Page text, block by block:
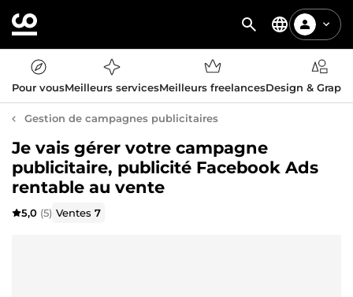
Pour vousMeilleurs servicesMeilleurs freelancesDesign &
Gestion de campagnes publicitaires
Je vais gérer votre campagne
publicitaire, publicité Facebook Ads
rentable au vente
5,0 (5) Ventes7